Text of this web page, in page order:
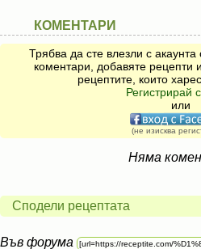
КОМЕНТАРИ
Трябва да сте влезли с
коментари, добавяте рецепти
рецептите, които
Регистрирай
или
(не изисква
Няма
Сподели рецептата
Във форума